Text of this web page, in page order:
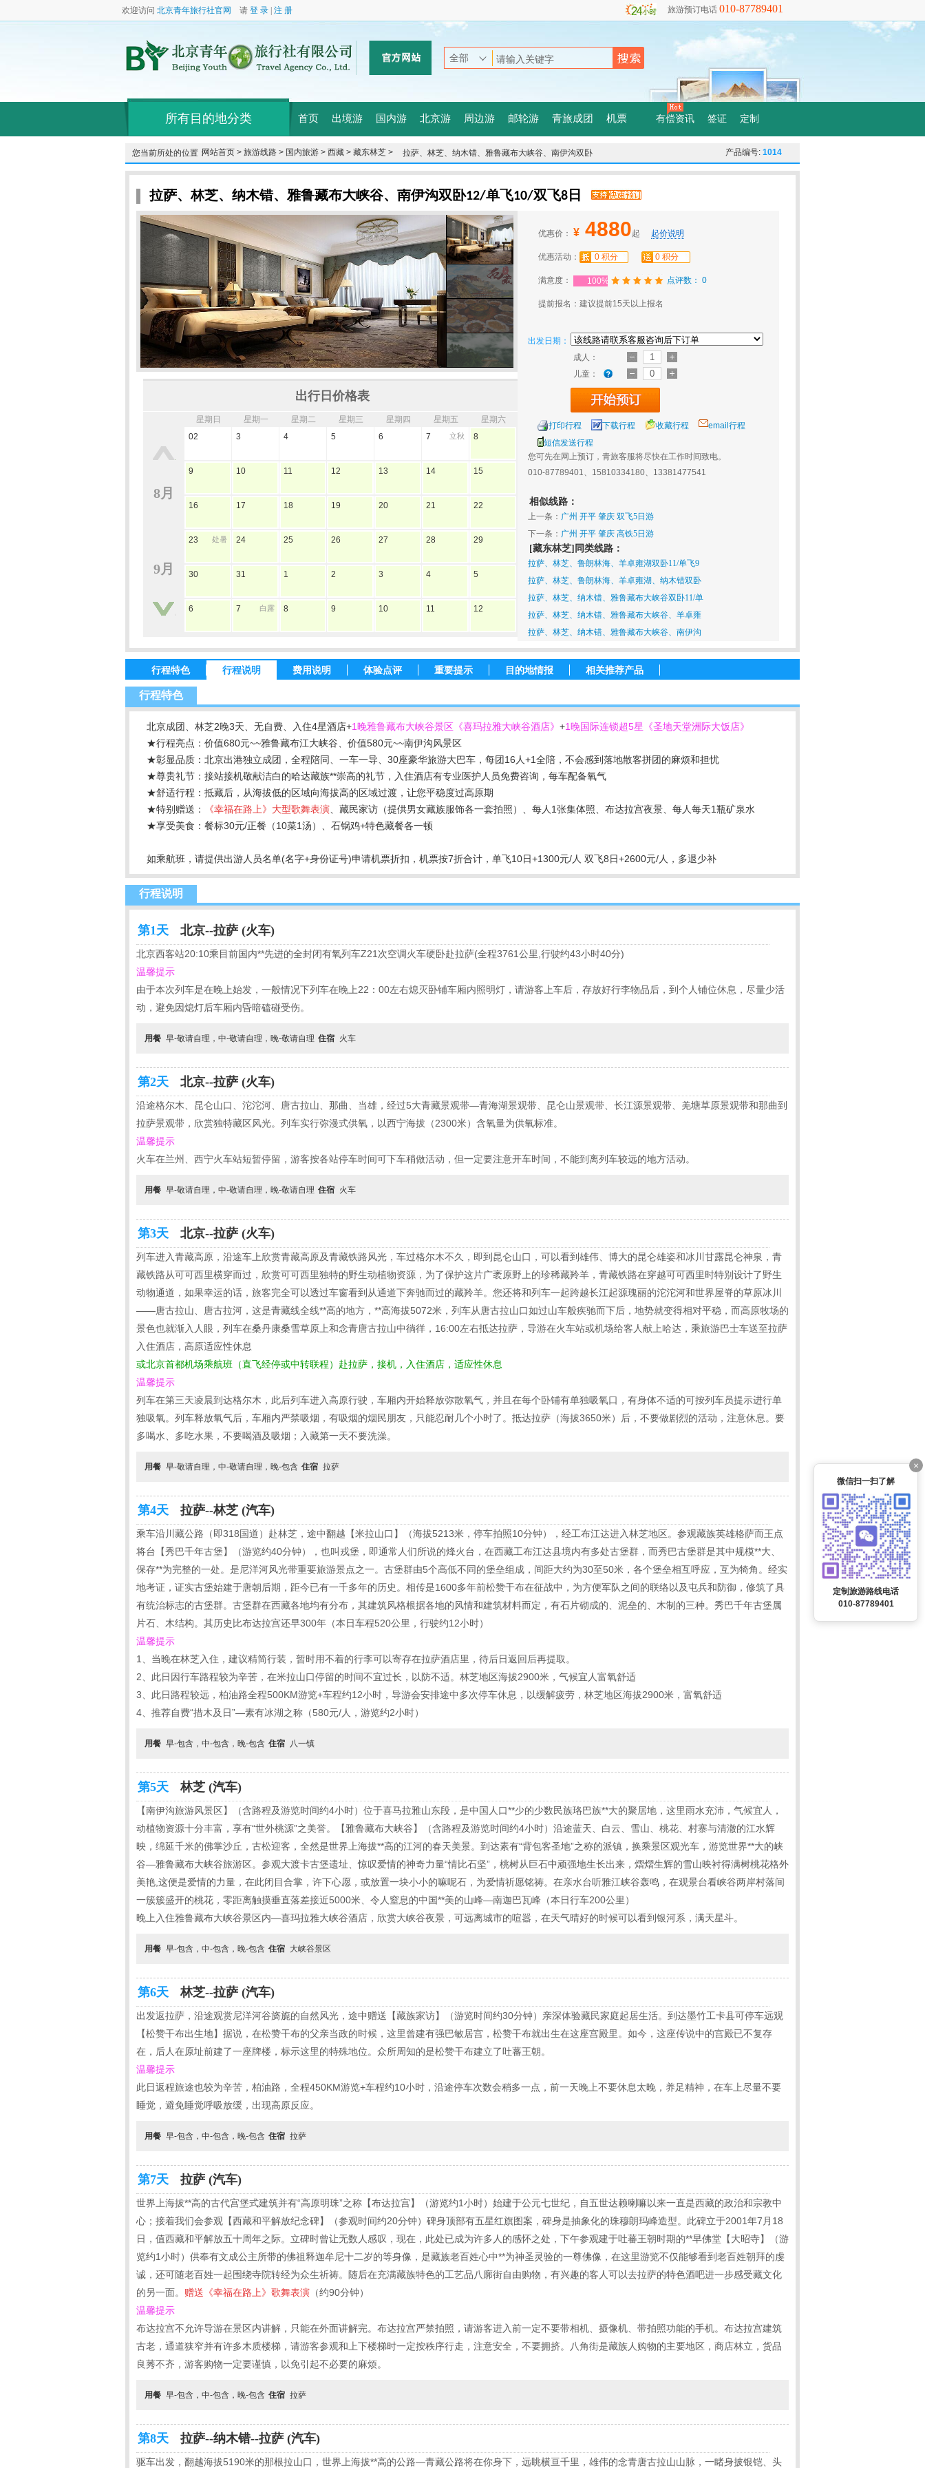
欢迎访问 北京青年旅行社官网 请 登 录 注 册 旅游预订电话 010-87789401
所有目的地分类 首页 出境游 国内游 北京游 周边游 邮轮游 青旅成团 机票 有偿资讯 签证 定制
您当前所处的位置：网站首页 > 旅游线路 > 国内旅游 > 西藏 > 藏东林芝 >
拉萨、林芝、纳木错、雅鲁藏布大峡谷、南伊沟双卧
12/单飞10/双飞8日
产品编号: 1014
拉萨、林芝、纳木错、雅鲁藏布大峡谷、南伊沟双卧12/单飞10/双飞8日
出行日价格表
8月
9月
星期日 星期一 星期二 星期三 星期四 星期五
星期六
02
3 4 5 6 7 立秋 8
9 10 11 12 13 14 15
16 17 18 19 20 21 22
23 处暑 24 25 26 27 28 29
30 31 1 2 3 4 5
6 7 白露 8 9 10 11 12
优惠价： ¥ 4880起 起价说明
优惠活动： 0 积分 0 积分
满意度： 100% 点评数： 0
提前报名：建议提前15天以上报名
出发日期：
成人：
儿童：
打印行程 下载行程 收藏行程
email行程
短信发送行程
您可先在网上预订，青旅客服将尽快在工作时间致电。
010-87789401、15810334180、13381477541
相似线路：
上一条： 广州 开平 肇庆 双飞5日游
下一条： 广州 开平 肇庆 高铁5日游
[藏东林芝]同类线路：
拉萨、林芝、鲁朗林海、羊卓雍湖双卧11/单飞9
拉萨、林芝、鲁朗林海、羊卓雍湖、纳木错双卧
拉萨、林芝、纳木错、雅鲁藏布大峡谷双卧11/单
拉萨、林芝、纳木错、雅鲁藏布大峡谷、羊卓雍
拉萨、林芝、纳木错、雅鲁藏布大峡谷、南伊沟
行程特色 行程说明 费用说明 体验点评 重要提示 目的地情报 相关推荐产品
行程特色
北京成团、林芝2晚3天、无自费、入住4星酒店+1晚雅鲁藏布大峡谷景区《喜玛拉雅大峡谷酒店》 +1晚国际连锁超5星《圣地天堂洲际大饭店》
★行程亮点：价值680元~~雅鲁藏布江大峡谷、价值580元~~南伊沟风景区
★彰显品质：北京出港独立成团，全程陪同、一车一导、30座豪华旅游大巴车，每团16人+1全陪，不会感到落地散客拼团的麻烦和担忧
★尊贵礼节：接站接机敬献洁白的哈达藏族**崇高的礼节，入住酒店有专业医护人员免费咨询，每车配备氧气
★舒适行程：抵藏后，从海拔低的区域向海拔高的区域过渡，让您平稳度过高原期
★特别赠送：
《幸福在路上》大型歌舞表演 、藏民家访（提供男女藏族服饰各一套拍照）、每人1张集体照、布达拉宫夜景、每人每天1瓶矿泉水
★享受美食：餐标30元/正餐（10菜1汤）、石锅鸡+特色藏餐各一顿
如乘航班，请提供出游人员名单(名字+身份证号)申请机票折扣，机票按7折合计，单飞10日+1300元/人 双飞8日+2600元/人，多退少补
行程说明
第1天 北京--拉萨 (火车)
北京西客站20:10乘目前国内**先进的全封闭有氧列车Z21次空调火车硬卧赴拉萨(全程3761公里,行驶约43小时40分)
温馨提示
由于本次列车是在晚上始发，一般情况下列车在晚上22：00左右熄灭卧铺车厢内照明灯，请游客上车后，存放好行李物品后，到个人铺位休息，尽量少活
动，避免因熄灯后车厢内昏暗磕碰受伤。
用餐 早-敬请自理，中-敬请自理，晚-敬请自理 住宿 火车
第2天 北京--拉萨 (火车)
沿途格尔木、昆仑山口、沱沱河、唐古拉山、那曲、当雄，经过5大青藏景观带—青海湖景观带、昆仑山景观带、长江源景观带、羌塘草原景观带和那曲到
拉萨景观带，欣赏独特藏区风光。列车实行弥漫式供氧，以西宁海拔（2300米）含氧量为供氧标准。
温馨提示
火车在兰州、西宁火车站短暂停留，游客按各站停车时间可下车稍做活动，但一定要注意开车时间，不能到离列车较远的地方活动。
用餐 早-敬请自理，中-敬请自理，晚-敬请自理 住宿 火车
第3天 北京--拉萨 (火车)
列车进入青藏高原，沿途车上欣赏青藏高原及青藏铁路风光，车过格尔木不久，即到昆仑山口，可以看到雄伟、博大的昆仑雄姿和冰川甘露昆仑神泉，青
藏铁路从可可西里横穿而过，欣赏可可西里独特的野生动植物资源，为了保护这片广袤原野上的珍稀藏羚羊，青藏铁路在穿越可可西里时特别设计了野生
动物通道，如果幸运的话，旅客完全可以透过车窗看到从通道下奔驰而过的藏羚羊。您还将和列车一起跨越长江起源瑰丽的沱沱河和世界屋脊的草原冰川
——唐古拉山、唐古拉河，这是青藏线全线**高的地方，**高海拔5072米，列车从唐古拉山口如过山车般疾驰而下后，地势就变得相对平稳，而高原牧场的
景色也就渐入人眼，列车在桑丹康桑雪草原上和念青唐古拉山中徜徉，16:00左右抵达拉萨，导游在火车站或机场给客人献上哈达，乘旅游巴士车送至拉萨
入住酒店，高原适应性休息
或北京首都机场乘航班（直飞经停或中转联程）赴拉萨，接机，入住酒店，适应性休息
温馨提示
列车在第三天凌晨到达格尔木，此后列车进入高原行驶，车厢内开始释放弥散氧气，并且在每个卧铺有单独吸氧口，有身体不适的可按列车员提示进行单
独吸氧。列车释放氧气后，车厢内严禁吸烟，有吸烟的烟民朋友，只能忍耐几个小时了。抵达拉萨（海拔3650米）后，不要做剧烈的活动，注意休息。要
多喝水、多吃水果，不要喝酒及吸烟；入藏第一天不要洗澡。
用餐 早-敬请自理，中-敬请自理，晚-包含 住宿 拉萨
第4天 拉萨--林芝 (汽车)
乘车沿川藏公路（即318国道）赴林芝，途中翻越【米拉山口】（海拔5213米，停车拍照10分钟），经工布江达进入林芝地区。参观藏族英雄格萨而王点
将台【秀巴千年古堡】（游览约40分钟），也叫戎堡，即通常人们所说的烽火台，在西藏工布江达县境内有多处古堡群，而秀巴古堡群是其中规模**大、
保存**为完整的一处。是尼洋河风光带重要旅游景点之一。古堡群由5个高低不同的堡垒组成，间距大约为30至50米，各个堡垒相互呼应，互为犄角。经实
地考证，证实古堡始建于唐朝后期，距今已有一千多年的历史。相传是1600多年前松赞干布在征战中，为方便军队之间的联络以及屯兵和防御，修筑了具
有统治标志的古堡群。古堡群在西藏各地均有分布，其建筑风格根据各地的风情和建筑材料而定，有石片砌成的、泥垒的、木制的三种。秀巴千年古堡属
片石、木结构。其历史比布达拉宫还早300年（本日车程520公里，行驶约12小时）
温馨提示
1、当晚在林芝入住，建议精简行装，暂时用不着的行李可以寄存在拉萨酒店里，待后日返回后再提取。
2、此日因行车路程较为辛苦，在米拉山口停留的时间不宜过长，以防不适。林芝地区海拔2900米，气候宜人富氧舒适
3、此日路程较远，柏油路全程500KM游览+车程约12小时，导游会安排途中多次停车休息，以缓解疲劳，林芝地区海拔2900米，富氧舒适
4、推荐自费“措木及日”—素有冰湖之称（580元/人，游览约2小时）
用餐 早-包含，中-包含，晚-包含 住宿 八一镇
第5天 林芝 (汽车)
【南伊沟旅游风景区】（含路程及游览时间约4小时）位于喜马拉雅山东段，是中国人口**少的少数民族珞巴族**大的聚居地，这里雨水充沛，气候宜人，
动植物资源十分丰富，享有“世外桃源”之美誉。【雅鲁藏布大峡谷】（含路程及游览时间约4小时）沿途蓝天、白云、雪山、桃花、村寨与清澈的江水辉
映，绵延千米的佛掌沙丘，古松迎客，全然是世界上海拔**高的江河的春天美景。到达素有“背包客圣地”之称的派镇，换乘景区观光车，游览世界**大的峡
谷—雅鲁藏布大峡谷旅游区。参观大渡卡古堡遗址、惊叹爱情的神奇力量“情比石坚”，桃树从巨石中顽强地生长出来，熠熠生辉的雪山映衬得满树桃花格外
美艳,这便是爱情的力量，在此闭目合掌，许下心愿，或放置一块小小的嘛呢石，为爱情祈愿铭祷。在亲水台听雅江峡谷轰鸣，在观景台看峡谷两岸村落间
一簇簇盛开的桃花，零距离触摸垂直落差接近5000米、令人窒息的中国**美的山峰—南迦巴瓦峰（本日行车200公里）
晚上入住雅鲁藏布大峡谷景区内—喜玛拉雅大峡谷酒店，欣赏大峡谷夜景，可远离城市的喧嚣，在天气晴好的时候可以看到银河系，满天星斗。
用餐 早-包含，中-包含，晚-包含 住宿 大峡谷景区
第6天 林芝--拉萨 (汽车)
出发返拉萨，沿途观赏尼洋河谷旖旎的自然风光，途中赠送【藏族家访】（游览时间约30分钟）亲深体验藏民家庭起居生活。到达墨竹工卡县可停车远观
【松赞干布出生地】据说，在松赞干布的父亲当政的时候，这里曾建有强巴敏居宫，松赞干布就出生在这座宫殿里。如今，这座传说中的宫殿已不复存
在，后人在原址前建了一座牌楼，标示这里的特殊地位。众所周知的是松赞干布建立了吐蕃王朝。
温馨提示
此日返程旅途也较为辛苦，柏油路，全程450KM游览+车程约10小时，沿途停车次数会稍多一点，前一天晚上不要休息太晚，养足精神，在车上尽量不要
睡觉，避免睡觉呼吸放缓，出现高原反应。
用餐 早-包含，中-包含，晚-包含 住宿 拉萨
第7天 拉萨 (汽车)
世界上海拔**高的古代宫堡式建筑并有“高原明珠”之称【布达拉宫】（游览约1小时）始建于公元七世纪，自五世达赖喇嘛以来一直是西藏的政治和宗教中
心；接着我们会参观【西藏和平解放纪念碑】（参观时间约20分钟）碑身顶部有五星红旗图案，碑身是抽象化的珠穆朗玛峰造型。此碑立于2001年7月18
日，值西藏和平解放五十周年之际。立碑时曾让无数人感叹，现在，此处已成为许多人的感怀之处，下午参观建于吐蕃王朝时期的**早佛堂【大昭寺】（游
览约1小时）供奉有文成公主所带的佛祖释迦牟尼十二岁的等身像，是藏族老百姓心中**为神圣灵验的一尊佛像，在这里游览不仅能够看到老百姓朝拜的虔
诚，还可随老百姓一起围绕寺院转经为众生祈祷。随后在充满藏族特色的工艺品八廓街自由购物，有兴趣的客人可以去拉萨的特色酒吧进一步感受藏文化
的另一面。 赠送《幸福在路上》歌舞表演 （约90分钟）
温馨提示
布达拉宫不允许导游在景区内讲解，只能在外面讲解完。布达拉宫严禁拍照，请游客进入前一定不要带相机、摄像机、带拍照功能的手机。布达拉宫建筑
古老，通道狭窄并有许多木质楼梯，请游客参观和上下楼梯时一定按秩序行走，注意安全，不要拥挤。八角街是藏族人购物的主要地区，商店林立，货品
良莠不齐，游客购物一定要谨慎，以免引起不必要的麻烦。
用餐 早-包含，中-包含，晚-包含 住宿 拉萨
第8天 拉萨--纳木错--拉萨 (汽车)
驱车出发，翻越海拔5190米的那根拉山口，世界上海拔**高的公路—青藏公路将在你身下，远眺横亘千里，雄伟的念青唐古拉山山脉，一睹身披银铠、头
×
微信扫一扫了解
定制旅游路线电话
010-87789401